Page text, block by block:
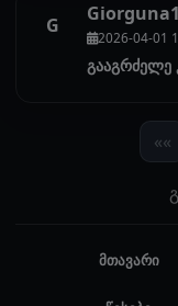
G 2026-04-01
გააგრძელე
««
მთავარი